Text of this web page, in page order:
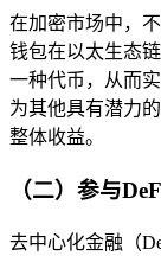
在加密市场中，
钱包在以太生态
一种代币，从而
为其他具有潜力
整体收益。
（二）参与
去中心化金融（